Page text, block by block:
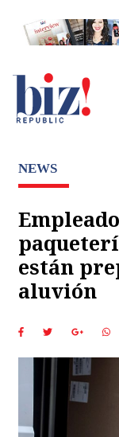
NEWS
están
aluvión